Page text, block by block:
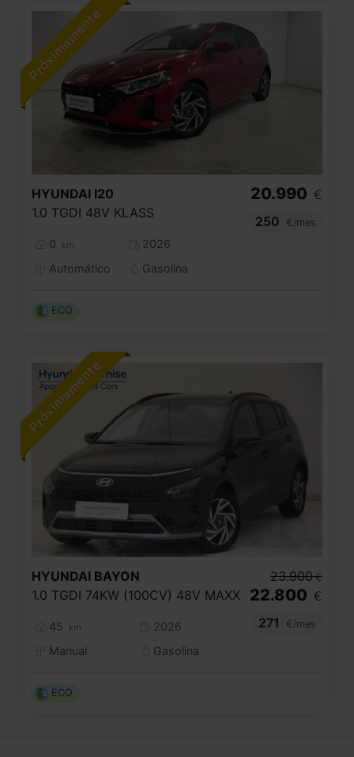
HYUNDAI I20
1.0 TGDI 48V KLASS
0 km
2026
Automático
Gasolina
20.990 €
250
€/mes
ECO
HYUNDAI BAYON
1.0 TGDI 74KW (100CV) 48V MAXX
45 km
2026
Manual
Gasolina
23.900 €
22.800 €
271
€/mes
ECO